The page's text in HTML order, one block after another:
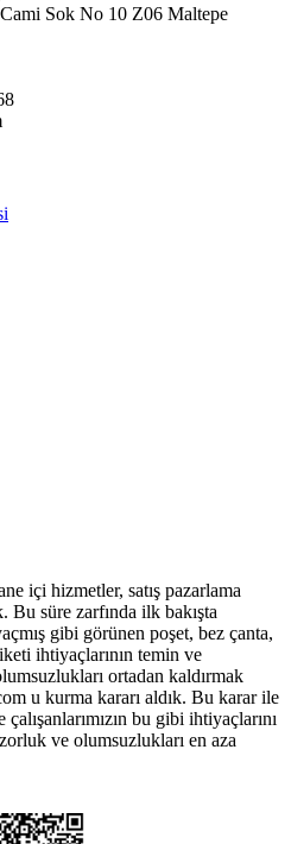
Sok No 10 Z06 Maltepe
içi hizmetler, satış pazarlama
Bu süre zarfında ilk bakışta
gibi görünen poşet, bez çanta,
ihtiyaçlarının temin ve
ortadan kaldırmak
u kurma kararı aldık. Bu karar ile
bu gibi ihtiyaçlarını
zorluk ve olumsuzlukları en aza